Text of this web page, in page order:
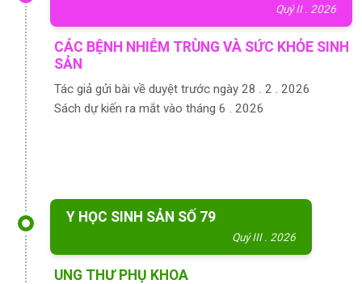
Quý II . 2026
CÁC BỆNH NHIỄM TRÙNG VÀ SỨC KHỎE SINH
SẢN
Tác giả gửi bài về duyệt trước ngày 28 . 2 . 2026
Sách dự kiến ra mắt vào tháng 6 . 2026
Y HỌC SINH SẢN SỐ 79
Quý III . 2026
UNG THƯ PHỤ KHOA